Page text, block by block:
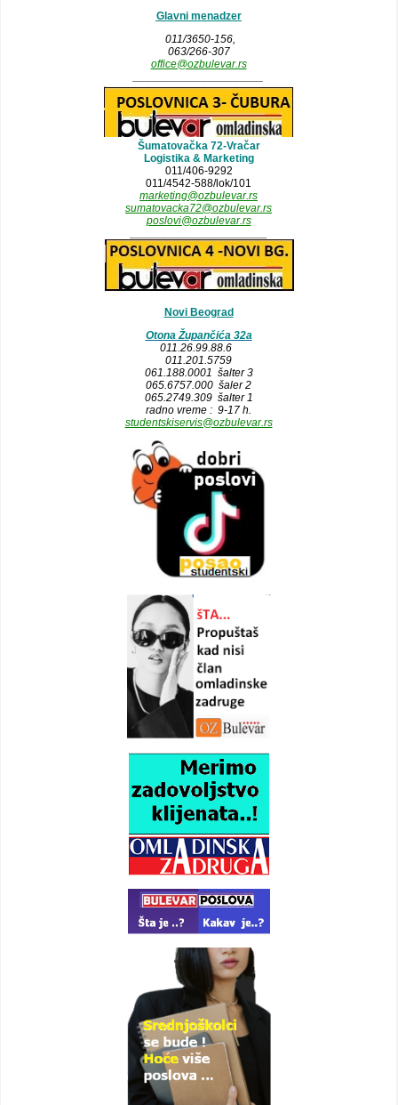
Glavni menadzer
011/3650-156,
063/266-307
office@ozbulevar.rs
Šumatovačka 72-Vračar
Logistika & Marketing
011/406-9292
011/4542-588/lok/101
marketing@ozbulevar.rs
sumatovacka72@ozbulevar.rs
poslovi@ozbulevar.rs
Novi Beograd
Otona Župančića 32a
011.26.99.88.6
011.201.5759
061.188.0001 šalter 3
065.6757.000 šaler 2
065.2749.309 šalter 1
radno vreme : 9-17 h.
studentskiservis@ozbulevar.rs